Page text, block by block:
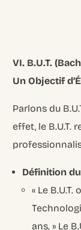
VI. B.U.T.
Un Objectif
Parlons du
effet, le B.U.T.
Définition
« Le
ans. » Le